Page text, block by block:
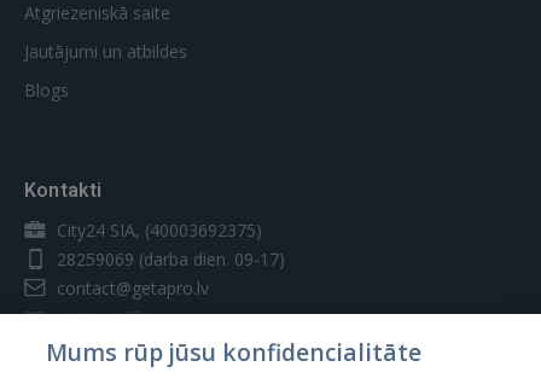
Atgriezeniskā saite
Jautājumi un atbildes
Blogs
Kontakti
City24 SIA, (40003692375)
28259069 (darba dien. 09-17)
contact@getapro.lv
Mums rūp jūsu konfidencialitāte